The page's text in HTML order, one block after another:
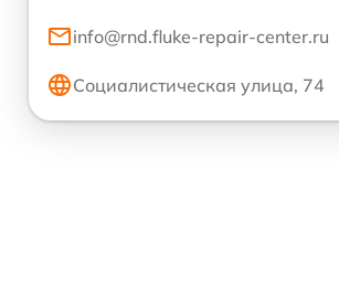
info@rnd.fluke-repair-center.ru
Социалистическая улица, 74